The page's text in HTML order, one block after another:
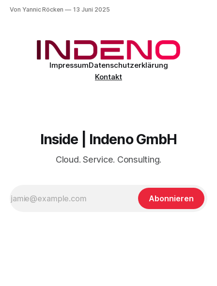
Anwendungen konzipiert und basieren auf der fünften
Dndsv6, Dnlsv6, Dnldsv6, Ensv6 und Endsv6 verfügbar.
Technologischer
Von Yannic Röcken 13 Juni 2025
ImpressumDatenschutzerklärung
Kontakt
Inside | Indeno GmbH
Cloud. Service. Consulting.
Abonnieren